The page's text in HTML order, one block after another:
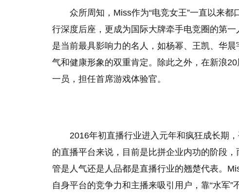
众所周知，Miss作为“电竞女王”一直以来
行深度后座，更成为国际大牌牵手电竞圈的第
是当前最具影响力的名人，如杨幂、王凯、华
气和健康形象的双重肯定。除此之外，在新浪
一员，担任首席游戏体验官。
2016年初直播行业进入元年和疯狂成长期
的直播平台来说，目前是比拼企业内功的阶段
管是人气还是人品都是直播行业的翘楚代表。
自身平台的竞争力和主播来吸引用户，靠“水军”